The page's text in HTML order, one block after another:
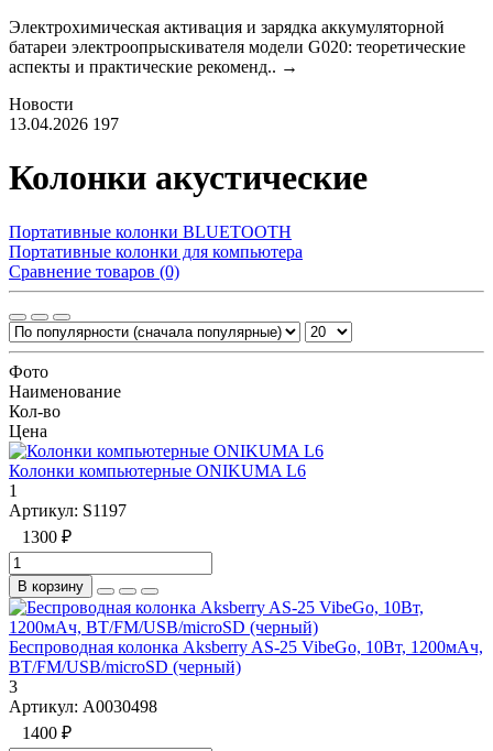
Электрохимическая активация и зарядка аккумуляторной
батареи электроопрыскивателя модели G020: теоретические
аспекты и практические рекоменд.. →
Новости
13.04.2026 197
Колонки акустические
Портативные колонки BLUETOOTH
Портативные колонки для компьютера
Сравнение товаров (0)
Фото
Наименование
Кол-во
Цена
Колонки компьютерные ONIKUMA L6
1
Артикул: S1197
1300 ₽
В корзину
Беспроводная колонка Aksberry AS-25 VibeGo, 10Вт, 1200мАч,
BТ/FM/USB/microSD (черный)
3
Артикул: А0030498
1400 ₽